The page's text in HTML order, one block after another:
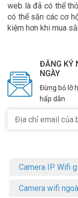
web là đã có thể
có thể săn các cơ
kiệm hơn khi mua
ĐĂNG KÝ
NGÀY
Đừng bỏ lỡ
hấp dẫn
Camera IP Wifi
Camera wifi